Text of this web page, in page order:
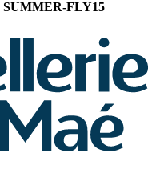
SUMMER-FLY15